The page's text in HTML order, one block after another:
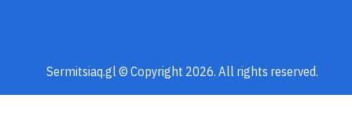
Sermitsiaq.gl © Copyright 2026. All rights reserved.